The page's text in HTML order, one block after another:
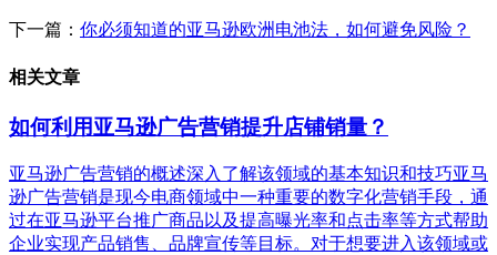
下一篇： 你必须知道的亚马逊欧洲电池法，如何避免风险？
相关文章
如何利用亚马逊广告营销提升店铺销量？
亚马逊广告营销的概述深入了解该领域的基本知识和技巧亚马
逊广告营销是现今电商领域中一种重要的数字化营销手段，通
过在亚马逊平台推广商品以及提高曝光率和点击率等方式帮助
企业实现产品销售、品牌宣传等目标。对于想要进入该领域或